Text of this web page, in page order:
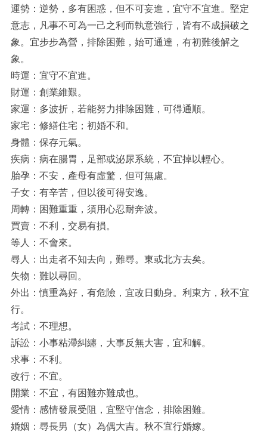
運勢：逆勢，多有困惑，但不可妄進，宜守不宜進。堅定
意志，凡事不可為一己之利而執意強行，皆有不成損破之
象。宜步步為營，排除困難，始可通達，有初難後解之
象。
時運：宜守不宜進。
財運：創業維艱。
家運：多波折，若能努力排除困難，可得通順。
家宅：修繕住宅；初婚不和。
身體：保存元氣。
疾病：病在腸胃，足部或泌尿系統，不宜掉以輕心。
胎孕：不安，產母有虛驚，但可無慮。
子女：有辛苦，但以後可得安逸。
周轉：困難重重，須用心忍耐奔波。
買賣：不利，交易有損。
等人：不會來。
尋人：出走者不知去向，難尋。東或北方去矣。
失物：難以尋回。
外出：慎重為好，有危險，宜改日動身。利東方，秋不宜
行。
考試：不理想。
訴訟：小事粘滯糾纏，大事反無大害，宜和解。
求事：不利。
改行：不宜。
開業：不宜，有困難亦難成也。
愛情：感情發展受阻，宜堅守信念，排除困難。
婚姻：尋長男（女）為偶大吉。秋不宜行婚嫁。